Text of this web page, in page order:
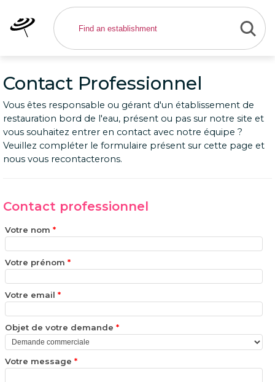
Contact Professionnel
Vous êtes responsable ou gérant d'un établissement de
restauration bord de l'eau, présent ou pas sur notre site et
vous souhaitez entrer en contact avec notre équipe ?
Veuillez compléter le formulaire présent sur cette page et
nous vous recontacterons.
Contact professionnel
Votre nom *
Votre prénom *
Votre email *
Objet de votre demande *
Votre message *